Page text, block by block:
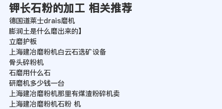
钾长石粉的加工 相关推荐
德国道莱士drais磨机
膨润土是什么磨出来的】
立磨护板
上海建冶磨粉机白云石选矿设备
骨头碎粉机
石磨用什么石
研磨机多少钱一台
上海建冶磨粉机那里有煤渣粉碎机卖
上海建冶磨粉机石粉 机